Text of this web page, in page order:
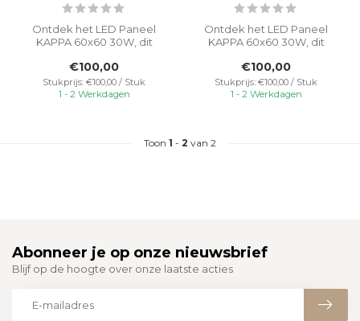
Ontdek het LED Paneel
KAPPA 60x60 30W, dit
balans tusse...
€100,00
Stukprijs: €100,00 / Stuk
1 - 2 Werkdagen
Ontdek het LED Paneel
KAPPA 60x60 30W, dit
balans tusse...
€100,00
Stukprijs: €100,00 / Stuk
1 - 2 Werkdagen
Toon 1 - 2 van 2
Abonneer je op onze nieuwsbrief
Blijf op de hoogte over onze laatste acties